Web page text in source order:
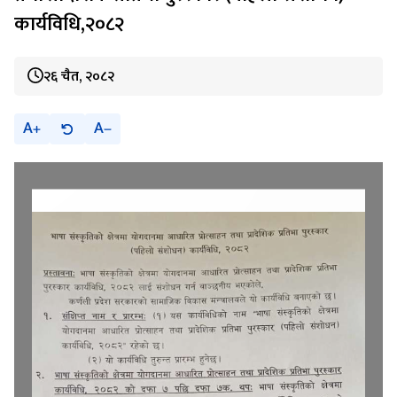
कार्यविधि,२०८२
२६ चैत, २०८२
A A